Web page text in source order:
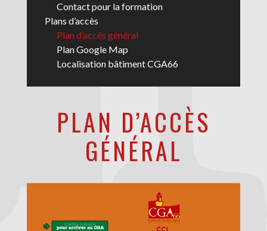
Contact pour la formation
Plans d’accès
Plan d’accès général
Plan Google Map
Localisation bâtiment CGA66
PLAN D’ACCÈS
GÉNÉRAL